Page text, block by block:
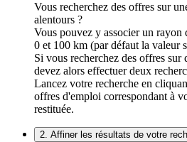
Vous recherchez des offres sur
alentours ?
Vous pouvez y associer un rayon
0 et 100 km (par défaut la valeur
Si vous recherchez des offres sur
devez alors effectuer deux
Lancez votre recherche en
offres d'emploi correspondant à
restituée.
2. Affiner les résultats de votre